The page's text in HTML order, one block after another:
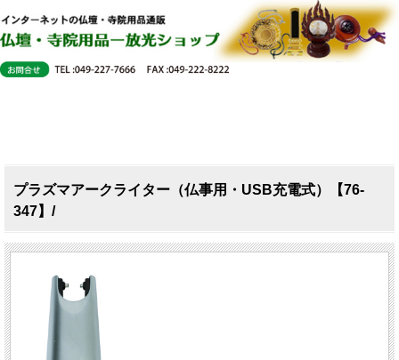
プラズマアークライター（仏事用・USB充電式）【76-
347】/